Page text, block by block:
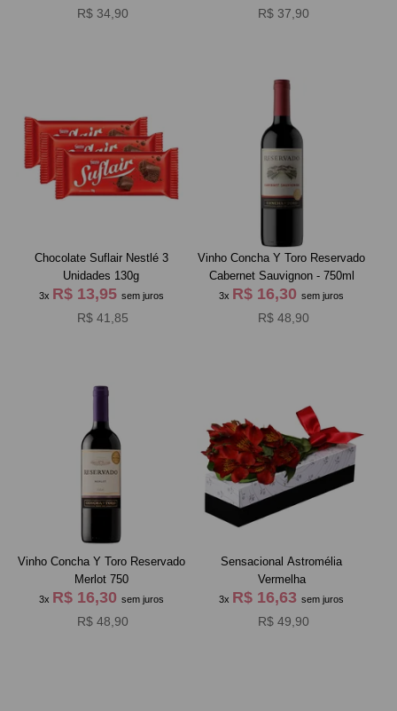
R$ 34,90 R$ 37,90
Chocolate Suflair Nestlé 3
Unidades 130g
3x R$ 13,95 sem juros
R$ 41,85
Vinho Concha Y Toro Reservado
Cabernet Sauvignon - 750ml
3x R$ 16,30sem juros
R$ 48,90
Vinho Concha Y Toro Reservado
Merlot 750
3x R$ 16,30 sem juros
R$ 48,90
Sensacional Astromélia
Vermelha
3x R$ 16,63sem juros
R$ 49,90